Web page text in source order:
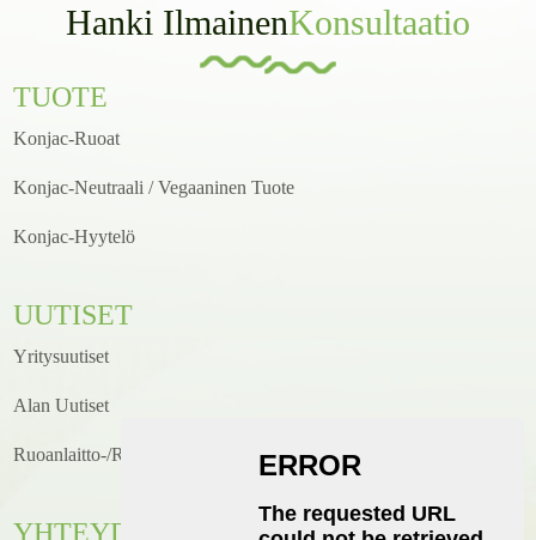
Hanki IlmainenKonsultaatio
TUOTE
Konjac-Ruoat
Konjac-Neutraali / Vegaaninen Tuote
Konjac-Hyytelö
UUTISET
Yritysuutiset
Alan Uutiset
Ruoanlaitto-/reseptiuutiset
YHTEYDENOTTO